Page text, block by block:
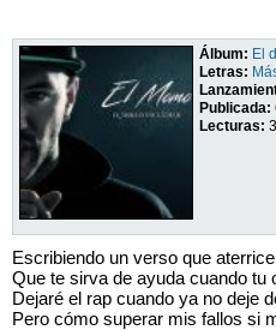
Álbum: El
Letras:
Publicada:
Lecturas:
Escribiendo un verso que
Que te sirva de ayuda cuando tu
Dejaré el rap cuando ya no deje
Pero cómo superar mis fallos si